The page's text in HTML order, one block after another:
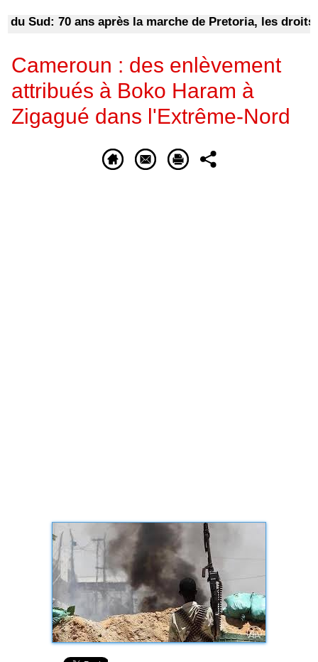
Sud: 70 ans après la marche de Pretoria, les droits
Cameroun : des enlèvement
attribués à Boko Haram à
Zigagué dans l'Extrême-Nord